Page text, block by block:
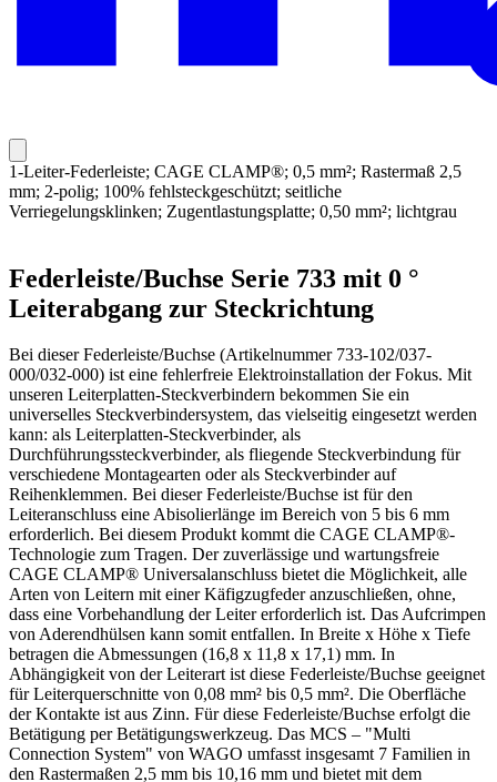
1-Leiter-Federleiste; CAGE CLAMP®; 0,5 mm²; Rastermaß 2,5
mm; 2-polig; 100% fehlsteckgeschützt; seitliche
Verriegelungsklinken; Zugentlastungsplatte; 0,50 mm²; lichtgrau
Federleiste/Buchse Serie 733 mit 0 °
Leiterabgang zur Steckrichtung
Bei dieser Federleiste/Buchse (Artikelnummer 733-102/037-
000/032-000) ist eine fehlerfreie Elektroinstallation der Fokus. Mit
unseren Leiterplatten-Steckverbindern bekommen Sie ein
universelles Steckverbindersystem, das vielseitig eingesetzt werden
kann: als Leiterplatten-Steckverbinder, als
Durchführungssteckverbinder, als fliegende Steckverbindung für
verschiedene Montagearten oder als Steckverbinder auf
Reihenklemmen. Bei dieser Federleiste/Buchse ist für den
Leiteranschluss eine Abisolierlänge im Bereich von 5 bis 6 mm
erforderlich. Bei diesem Produkt kommt die CAGE CLAMP®-
Technologie zum Tragen. Der zuverlässige und wartungsfreie
CAGE CLAMP® Universalanschluss bietet die Möglichkeit, alle
Arten von Leitern mit einer Käfigzugfeder anzuschließen, ohne,
dass eine Vorbehandlung der Leiter erforderlich ist. Das Aufcrimpen
von Aderendhülsen kann somit entfallen. In Breite x Höhe x Tiefe
betragen die Abmessungen (16,8 x 11,8 x 17,1) mm. In
Abhängigkeit von der Leiterart ist diese Federleiste/Buchse geeignet
für Leiterquerschnitte von 0,08 mm² bis 0,5 mm². Die Oberfläche
der Kontakte ist aus Zinn. Für diese Federleiste/Buchse erfolgt die
Betätigung per Betätigungswerkzeug. Das MCS – "Multi
Connection System" von WAGO umfasst insgesamt 7 Familien in
den Rastermaßen 2,5 mm bis 10,16 mm und bietet mit dem